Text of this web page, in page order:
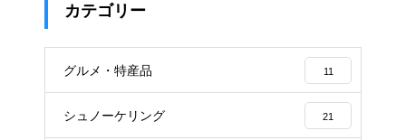
カテゴリー
グルメ・特産品 11
シュノーケリング 21